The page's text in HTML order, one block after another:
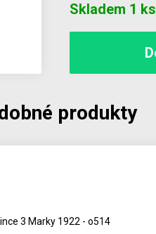
Skladem 1 ks
produkty